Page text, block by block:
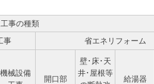
事の種類
事
省エネリフォーム
機械設備
開口部
壁･床･天
井･屋根等
給湯器